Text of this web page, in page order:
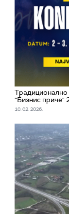
"Бизнис приче"
10. 02. 2026.